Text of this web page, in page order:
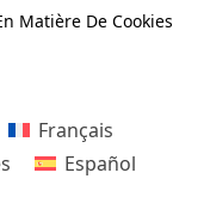
Matière De Cookies
Français
Español